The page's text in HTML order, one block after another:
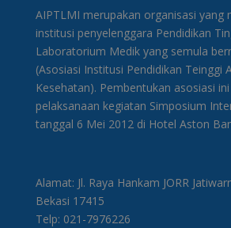
AIPTLMI merupakan organisasi yang
institusi penyelenggara Pendidikan
Laboratorium Medik yang semula
(Asosiasi Institusi Pendidikan Teinggi
Kesehatan). Pembentukan asosiasi
pelaksanaan kegiatan Simposium
tanggal 6 Mei 2012 di Hotel Aston
Alamat: Jl. Raya Hankam JORR
Bekasi 17415
Telp: 021-7976226